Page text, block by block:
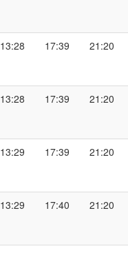
13:28 17:39 21:20
13:28 17:39 21:20
13:29 17:39 21:20
13:29 17:40 21:20